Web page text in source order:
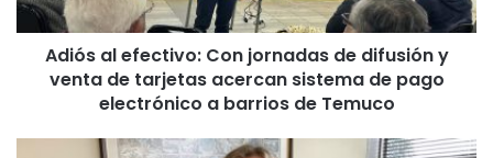
e
f
Adiós al efectivo: Con jornadas de difusión y
venta de tarjetas acercan sistema de pago
electrónico a barrios de Temuco